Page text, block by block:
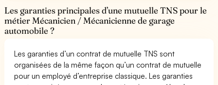
Les garanties principales d’une mutuelle TNS pour le
métier Mécanicien / Mécanicienne de garage
automobile ?
Les garanties d’un contrat de mutuelle TNS sont
organisées de la même façon qu’un contrat de mutuelle
pour un employé d’entreprise classique. Les garanties